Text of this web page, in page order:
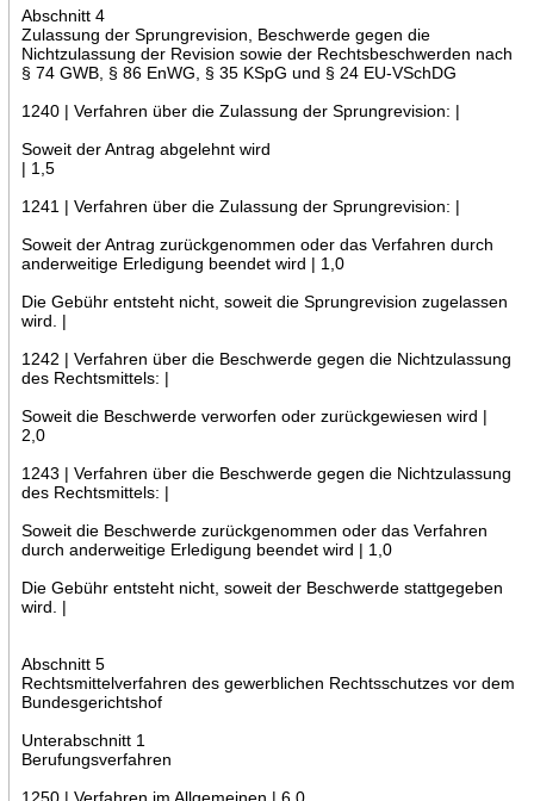
Abschnitt 4
Zulassung der Sprungrevision, Beschwerde gegen die
Nichtzulassung der Revision sowie der Rechtsbeschwerden nach
§ 74 GWB, § 86 EnWG, § 35 KSpG und § 24 EU-VSchDG
1240 | Verfahren über die Zulassung der Sprungrevision: |
Soweit der Antrag abgelehnt wird
| 1,5
1241 | Verfahren über die Zulassung der Sprungrevision: |
Soweit der Antrag zurückgenommen oder das Verfahren durch
anderweitige Erledigung beendet wird | 1,0
Die Gebühr entsteht nicht, soweit die Sprungrevision zugelassen
wird. |
1242 | Verfahren über die Beschwerde gegen die Nichtzulassung
des Rechtsmittels: |
Soweit die Beschwerde verworfen oder zurückgewiesen wird |
2,0
1243 | Verfahren über die Beschwerde gegen die Nichtzulassung
des Rechtsmittels: |
Soweit die Beschwerde zurückgenommen oder das Verfahren
durch anderweitige Erledigung beendet wird | 1,0
Die Gebühr entsteht nicht, soweit der Beschwerde stattgegeben
wird. |
Abschnitt 5
Rechtsmittelverfahren des gewerblichen Rechtsschutzes vor dem
Bundesgerichtshof
Unterabschnitt 1
Berufungsverfahren
1250 | Verfahren im Allgemeinen | 6,0